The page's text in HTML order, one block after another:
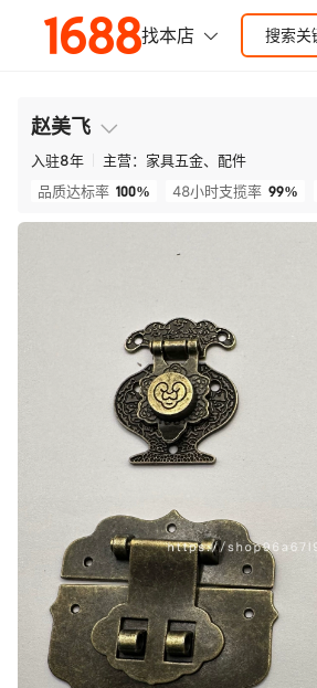
赵美飞
入驻8年 主营： 家具五金、配件
品质达标率 100% 48小时支揽率 99%